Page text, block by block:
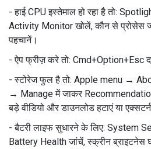
- हाई CPU इस्तेमाल हो रहा है तो:
Activity Monitor खोलें, कौन से प्रोसेस
पहचानें।
- ऐप फ्रीज़ करे तो: Cmd+Option+Esc
- स्टोरेज फुल है तो: Apple menu →
→ Manage में जाकर
बड़े वीडियो और डाउनलोड हटाएं या
- बैटरी लाइफ सुधारने के लिए: System
Battery Health जांचें, स्क्रीन ब्राइटनेस